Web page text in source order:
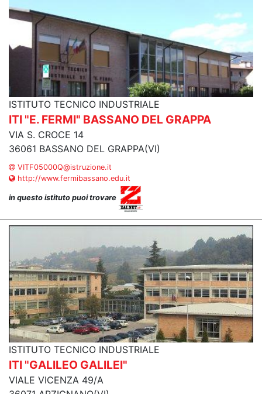
ISTITUTO TECNICO INDUSTRIALE
ITI "E. FERMI" BASSANO DEL GRAPPA
VIA S. CROCE 14
36061 BASSANO DEL GRAPPA(VI)
VITF05000Q@istruzione.it
http://www.fermibassano.edu.it
in questo istituto puoi trovare
ISTITUTO TECNICO INDUSTRIALE
ITI "GALILEO GALILEI"
VIALE VICENZA 49/A